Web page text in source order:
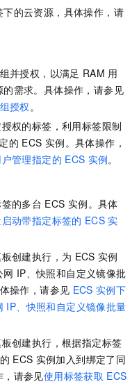
的云资源，具体操作，请
并授权，以满足 RAM 用
需求。具体操作，请参见
授权 。
权的标签，利用标签限制
的 ECS 实例。具体操作，
户管理指定的 ECS 实例。
的多台 ECS 实例。具体
动带指定标签的 ECS 实
创建执行，为 ECS 实例
网 IP、快照和自定义镜像批
操作，请参见 ECS 实例下
IP、快照和自定义镜像批量
创建执行，根据指定标签
ECS 实例加入到绑定了同
，请参见使用标签获取 ECS